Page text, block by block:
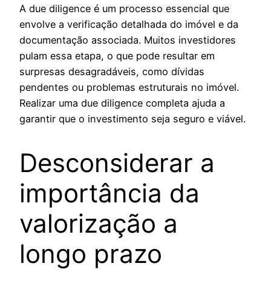
A due diligence é um processo essencial que
envolve a verificação detalhada do imóvel e da
documentação associada. Muitos investidores
pulam essa etapa, o que pode resultar em
surpresas desagradáveis, como dívidas
pendentes ou problemas estruturais no imóvel.
Realizar uma due diligence completa ajuda a
garantir que o investimento seja seguro e viável.
Desconsiderar a
importância da
valorização a
longo prazo